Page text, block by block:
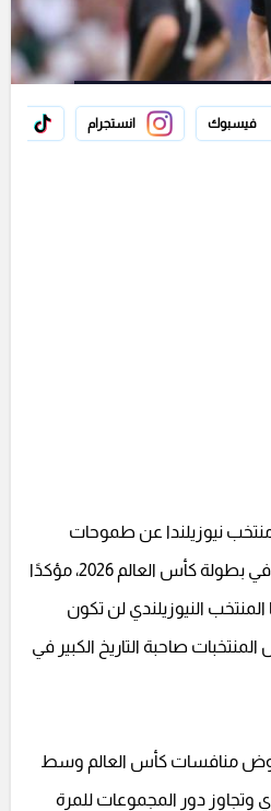
فيسبوك انستجرام
نيوزيلندا عن طموحات
منتخب بلاده قبل المشاركة في بطولة كأس العالم 2026، مؤكدًا
المنتخب النيوزيلندي لن تكون
صاحبة التاريخ الكبير في
منافسات كأس العالم وسط
دور المجموعات للمرة